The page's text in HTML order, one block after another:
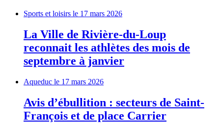
Sports et loisirs le 17 mars 2026
La Ville de Rivière-du-Loup
reconnait les athlètes des mois de
septembre à janvier
Aqueduc le 17 mars 2026
Avis d’ébullition : secteurs de Saint-
François et de place Carrier